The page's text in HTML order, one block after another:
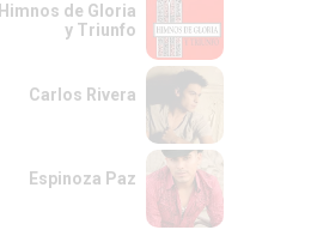
Himnos de Gloria
y Triunfo
Carlos Rivera
Espinoza Paz